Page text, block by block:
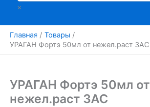
×
Главная
Товары
УРАГАН Фортэ 50мл от нежел.раст ЗАС
УРАГАН Фортэ 50мл от
нежел.раст ЗАС